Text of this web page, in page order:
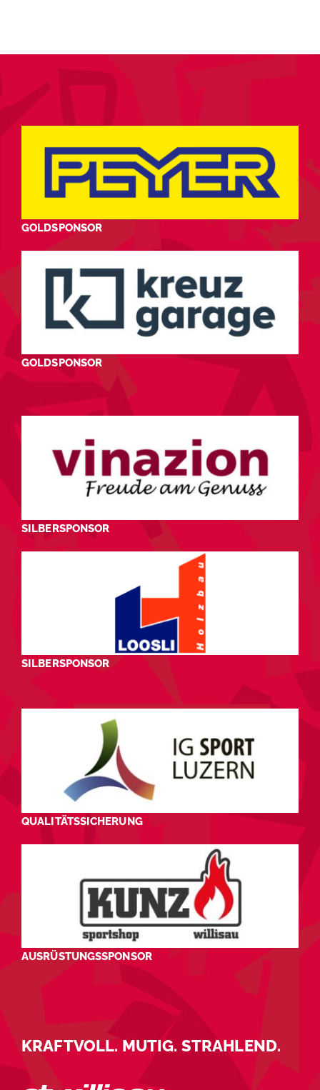
GOLDSPONSOR
GOLDSPONSOR
SILBERSPONSOR
SILBERSPONSOR
QUALITÄTSSICHERUNG
AUSRÜSTUNGSSPONSOR
KRAFTVOLL. MUTIG. STRAHLEND.